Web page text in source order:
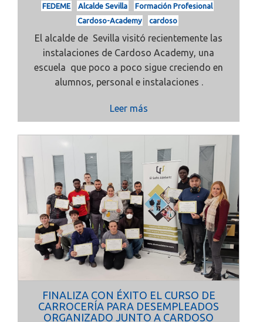
FEDEME Alcalde Sevilla
Formación Profesional
Cardoso-Academy
cardoso
El alcalde de Sevilla visitó recientemente las
instalaciones de Cardoso Academy, una
escuela que poco a poco sigue creciendo en
alumnos, personal e instalaciones .
Leer más
FINALIZA CON ÉXITO EL CURSO DE
CARROCERÍA PARA DESEMPLEADOS
ORGANIZADO JUNTO A CARDOSO